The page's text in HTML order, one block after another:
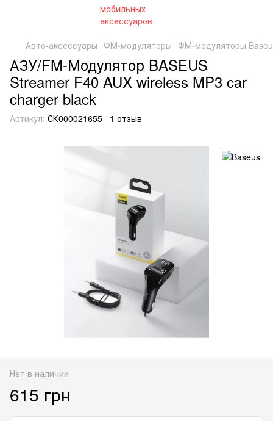
Авто-аксессуары ФМ-модуляторы ФМ-модуляторы
АЗУ/FM-Модулятор BASEUS
Streamer F40 AUX wireless MP3 car
charger black
Артикул: СК000021655 1 отзыв
Нет в наличии
615 грн